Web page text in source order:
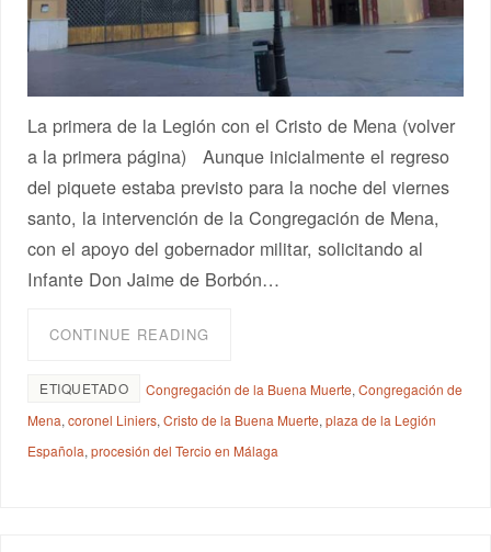
La primera de la Legión con el Cristo de Mena (volver
a la primera página) Aunque inicialmente el regreso
del piquete estaba previsto para la noche del viernes
santo, la intervención de la Congregación de Mena,
con el apoyo del gobernador militar, solicitando al
Infante Don Jaime de Borbón…
CONTINUE READING
ETIQUETADO Congregación de la Buena Muerte,Congregación de
Mena,coronel Liniers,Cristo de la Buena Muerte,plaza de la Legión
Española,procesión del Tercio en Málaga